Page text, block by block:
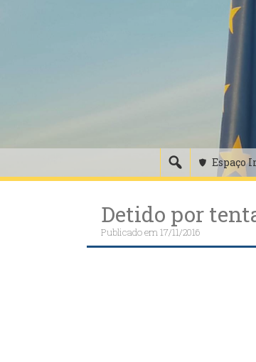
Espaço
Detido por
Publicado em17/11/2016